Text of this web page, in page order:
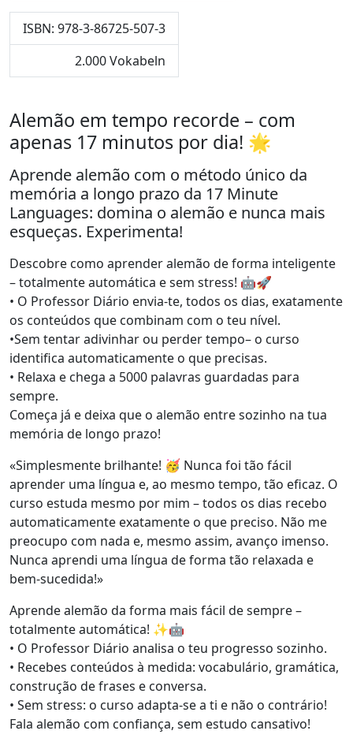
ISBN: 978-3-86725-507-3
2.000 Vokabeln
Alemão em tempo recorde – com
apenas 17 minutos por dia! 🌟
Aprende alemão com o método único da
memória a longo prazo da 17 Minute
Languages: domina o alemão e nunca mais
esqueças. Experimenta!
Descobre como aprender alemão de forma inteligente
– totalmente automática e sem stress! 🤖🚀
• O Professor Diário envia-te, todos os dias, exatamente
os conteúdos que combinam com o teu nível.
•Sem tentar adivinhar ou perder tempo– o curso
identifica automaticamente o que precisas.
• Relaxa e chega a 5000 palavras guardadas para
sempre.
Começa já e deixa que o alemão entre sozinho na tua
memória de longo prazo!
«Simplesmente brilhante! 🥳 Nunca foi tão fácil
aprender uma língua e, ao mesmo tempo, tão eficaz. O
curso estuda mesmo por mim – todos os dias recebo
automaticamente exatamente o que preciso. Não me
preocupo com nada e, mesmo assim, avanço imenso.
Nunca aprendi uma língua de forma tão relaxada e
bem-sucedida!»
Aprende alemão da forma mais fácil de sempre –
totalmente automática! ✨🤖
• O Professor Diário analisa o teu progresso sozinho.
• Recebes conteúdos à medida: vocabulário, gramática,
construção de frases e conversa.
• Sem stress: o curso adapta-se a ti e não o contrário!
Fala alemão com confiança, sem estudo cansativo!